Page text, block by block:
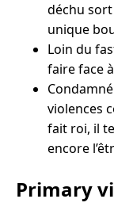
déchu sort
unique
Loin du
faire face
violences
fait roi, il
encore
Primary